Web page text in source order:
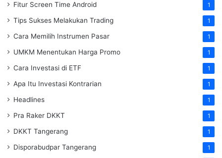
Fitur Screen Time Android 1
Tips Sukses Melakukan Trading 1
Cara Memilih Instrumen Pasar 1
UMKM Menentukan Harga Promo 1
Cara Investasi di ETF 1
Apa Itu Investasi Kontrarian 1
Headlines 1
Pra Raker DKKT 1
DKKT Tangerang 1
Disporabudpar Tangerang 1